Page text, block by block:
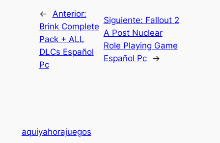
← Anterior:
Brink Complete
Pack + ALL
DLCs Español
Pc
Siguiente: Fallout 2
A Post Nuclear
Role Playing Game
Español Pc
→
aquiyahorajuegos